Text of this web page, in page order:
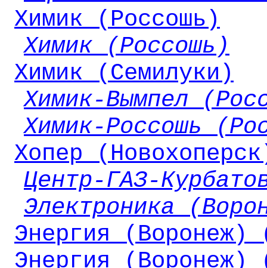
Химик (Россошь)
Химик (Россошь)
Химик (Семилуки)
Химик-Вымпел
Химик-Россошь
Хопер
Центр-ГАЗ-
Электроника
Энергия (Воронеж)
Энергия (Воронеж)